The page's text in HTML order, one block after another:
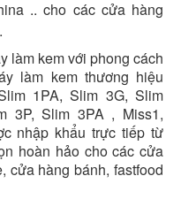
.. cho các cửa hàng
làm kem với phong cách
làm kem thương hiệu
1PA, Slim 3G, Slim
3P, Slim 3PA , Miss1,
nhập khẩu trực tiếp từ
hoàn hảo cho các cửa
cửa hàng bánh, fastfood